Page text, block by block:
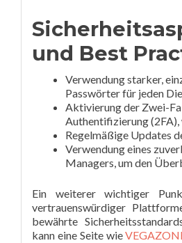
und Best
Verwendung starker,
Passwörter für jeden
Aktivierung der Zwei-
Authentifizierung
Regelmäßige Updates
Verwendung eines
Managers, um den
Ein weiterer wichtiger
vertrauenswürdiger
bewährte
kann eine Seite wie